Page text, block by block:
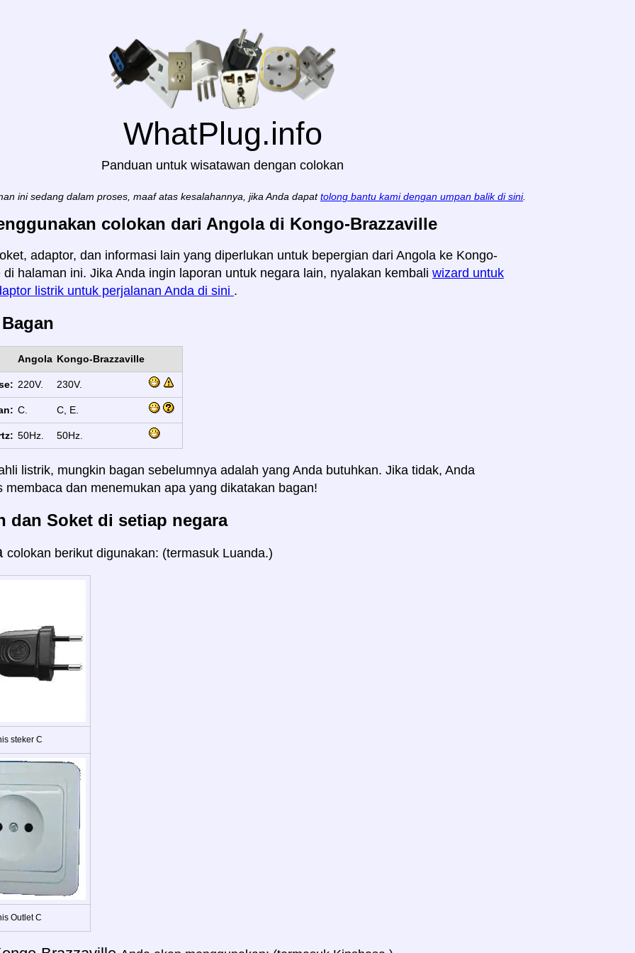
WhatPlug.info
Panduan untuk wisatawan dengan colokan
ini sedang dalam proses, maaf atas kesalahannya, jika Anda dapat tolong bantu kami dengan umpan balik di sini.
colokan dari Angola di Kongo-Brazzaville
adaptor, dan informasi lain yang diperlukan untuk bepergian dari Angola ke Kongo-
di halaman ini. Jika Anda ingin laporan untuk negara lain, nyalakan kembali wizard untuk
listrik untuk perjalanan Anda di sini .
Angola Kongo-Brazzaville
220V. 230V.
C. C, E.
50Hz. 50Hz.
listrik, mungkin bagan sebelumnya adalah yang Anda butuhkan. Jika tidak, Anda
membaca dan menemukan apa yang dikatakan bagan!
dan Soket di setiap negara
colokan berikut digunakan: (termasuk Luanda.)
steker C
Outlet C